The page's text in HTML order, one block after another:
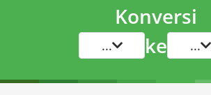
Konversi
... ke ...